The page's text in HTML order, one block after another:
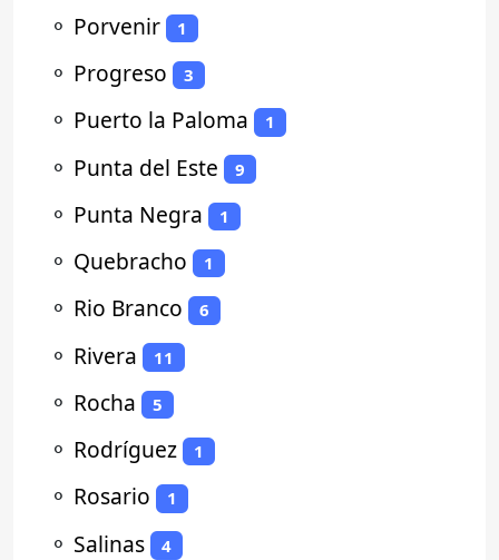
⚬ Porvenir 1
⚬ Progreso 3
⚬ Puerto la Paloma 1
⚬ Punta del Este 9
⚬ Punta Negra 1
⚬ Quebracho 1
⚬ Rio Branco 6
⚬ Rivera 11
⚬ Rocha 5
⚬ Rodríguez 1
⚬ Rosario 1
⚬ Salinas 4